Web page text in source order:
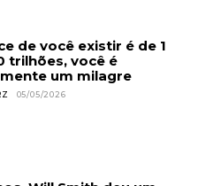
de você existir é de 1
trilhões, você é
um milagre
05/05/2026